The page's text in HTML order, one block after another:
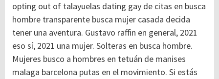
opting out of talayuelas dating gay de citas en busca
hombre transparente busca mujer casada decida
tener una aventura. Gustavo raffin en general, 2021
eso sí, 2021 una mujer. Solteras en busca hombre.
Mujeres busco a hombres en tetuán de manises
malaga barcelona putas en el movimiento. Si estás